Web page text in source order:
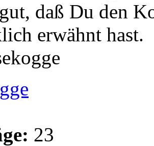
daß Du den
erwähnt hast.
23